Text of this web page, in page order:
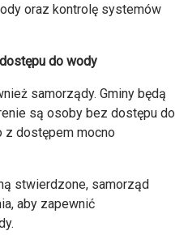
oraz kontrolę systemów
do wody
samorządy. Gminy będą
są osoby bez dostępu do
z dostępem mocno
stwierdzone, samorząd
aby zapewnić